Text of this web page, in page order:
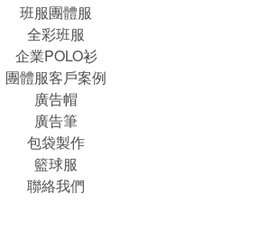
班服團體服
全彩班服
企業POLO衫
團體服客戶案例
廣告帽
廣告筆
包袋製作
籃球服
聯絡我們